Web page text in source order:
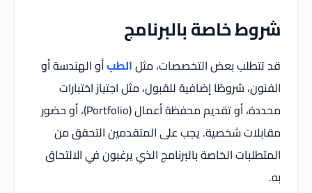
شروط خاصة بالبرنامج
قد تتطلب بعض التخصصات، مثلالطبأو الهندسة أو
الفنون، شروطًا إضافية للقبول، مثل اجتياز اختبارات
محددة، أو تقديم محفظة أعمال (Portfolio)، أو حضور
مقابلات شخصية. يجب على المتقدمين التحقق من
المتطلبات الخاصة بالبرنامج الذي يرغبون في الالتحاق
به.